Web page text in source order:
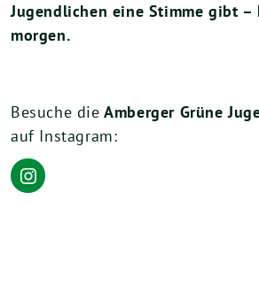
Jugendlichen eine Stimme gibt
morgen.
Besuche die Amberger Grüne
auf Instagram:
Instagram